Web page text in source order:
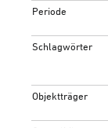
Periode
Schlagwörter
Objektträger